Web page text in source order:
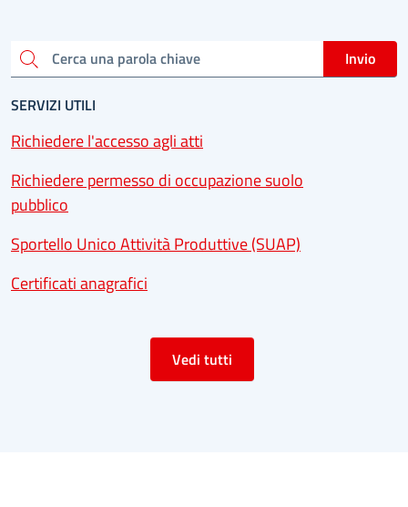
Cerca una parola chiave Invio
SERVIZI UTILI
Richiedere l'accesso agli atti
Richiedere permesso di occupazione suolo
pubblico
Sportello Unico Attività Produttive (SUAP)
Certificati anagrafici
Vedi tutti